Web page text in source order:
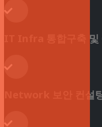
IT Infra 통합구축
Network 보안 컨설